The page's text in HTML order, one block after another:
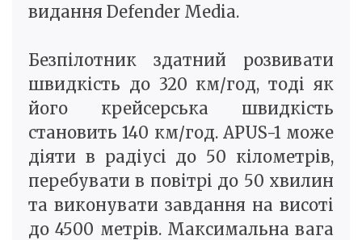
видання Defender Media.
Безпілотник здатний розвивати
швидкість до 320 км/год, тоді як
його крейсерська швидкість
становить 140 км/год. APUS-1 може
діяти в радіусі до 50 кілометрів,
перебувати в повітрі до 50 хвилин
та виконувати завдання на висоті
до 4500 метрів. Максимальна вага